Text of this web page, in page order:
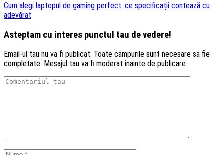
Cum alegi laptopul de gaming perfect: ce specificații contează cu
adevărat
Asteptam cu interes punctul tau de vedere!
Email-ul tau nu va fi publicat. Toate campurile sunt necesare sa fie
completate. Mesajul tau va fi moderat inainte de publicare.